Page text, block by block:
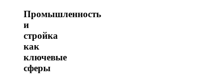
Промышленность
и
стройка
как
ключевые
сферы